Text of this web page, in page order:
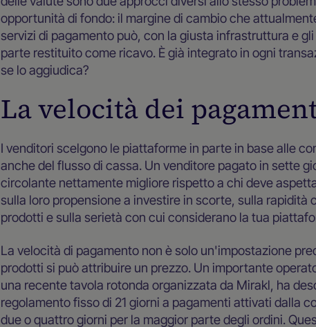
opportunità di fondo: il margine di cambio che
servizi di pagamento può, con la giusta infrastruttura e
parte restituito come ricavo. È già integrato in ogni
se lo aggiudica?
La velocità dei
I venditori scelgono le piattaforme in parte in base alle
anche del flusso di cassa. Un venditore pagato in sette
circolante nettamente migliore rispetto a chi deve
sulla loro propensione a investire in scorte, sulla rapidità
prodotti e sulla serietà con cui considerano la tua
La velocità di pagamento non è solo un'impostazione
prodotti si può attribuire un prezzo. Un importante
una recente tavola rotonda organizzata da Mirakl, ha
regolamento fisso di 21 giorni a pagamenti attivati dalla
due o quattro giorni per la maggior parte degli ordini.